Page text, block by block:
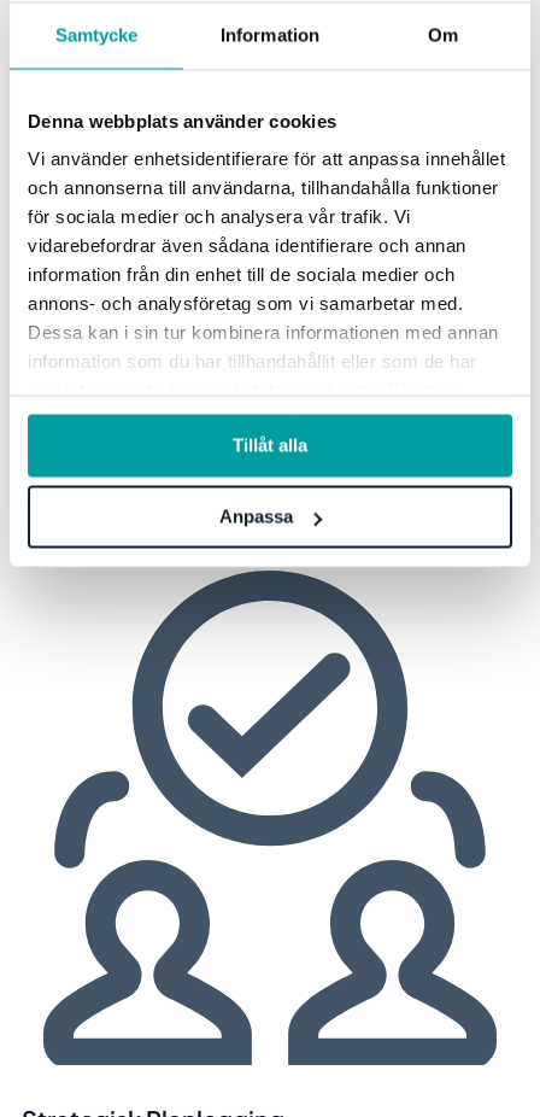
Samtycke Information Om
Denna webbplats använder cookies
Vi använder enhetsidentifierare för att anpassa innehållet
och annonserna till användarna, tillhandahålla funktioner
för sociala medier och analysera vår trafik. Vi
vidarebefordrar även sådana identifierare och annan
information från din enhet till de sociala medier och
annons- och analysföretag som vi samarbetar med.
Dessa kan i sin tur kombinera informationen med annan
information som du har tillhandahållit eller som de har
information, se vårintegritetspolicy.
Tillåt alla
Anpassa
Virksomhetsstyring
struktur og gir bedre oversikt over dine viktigste
fokusområder og gjør det enkelt å sette sammen rapporter.